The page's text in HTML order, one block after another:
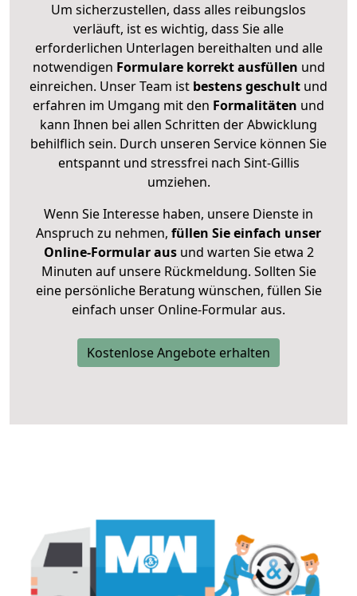
Um sicherzustellen, dass alles reibungslos
verläuft, ist es wichtig, dass Sie alle
erforderlichen Unterlagen bereithalten und alle
notwendigen Formulare korrekt ausfüllen und
einreichen. Unser Team ist bestens geschult und
erfahren im Umgang mit den Formalitäten und
kann Ihnen bei allen Schritten der Abwicklung
behilflich sein. Durch unseren Service können Sie
entspannt und stressfrei nach Sint-Gillis
umziehen.
Wenn Sie Interesse haben, unsere Dienste in
Anspruch zu nehmen, füllen Sie einfach unser
Online-Formular ausund warten Sie etwa 2
Minuten auf unsere Rückmeldung. Sollten Sie
eine persönliche Beratung wünschen, füllen Sie
einfach unser Online-Formular aus.
Kostenlose Angebote erhalten